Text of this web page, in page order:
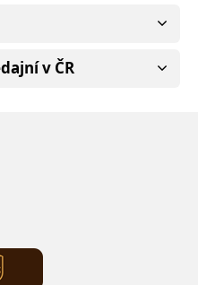
v ČR